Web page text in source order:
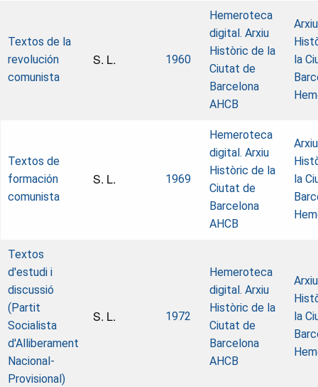
Textos de la
revolución
comunista
S. L. 1960
Hemeroteca
digital. Arxiu
Històric de la
Ciutat de
Barcelona
AHCB
Arxiu
la
Textos de
formación
comunista
S. L. 1969
Hemeroteca
digital. Arxiu
Històric de la
Ciutat de
Barcelona
AHCB
Arxiu
la
Textos
d'estudi i
discussió
(Partit
Socialista
d'Alliberament
Nacional-
Provisional)
S. L. 1972
Hemeroteca
digital. Arxiu
Històric de la
Ciutat de
Barcelona
AHCB
Arxiu
la